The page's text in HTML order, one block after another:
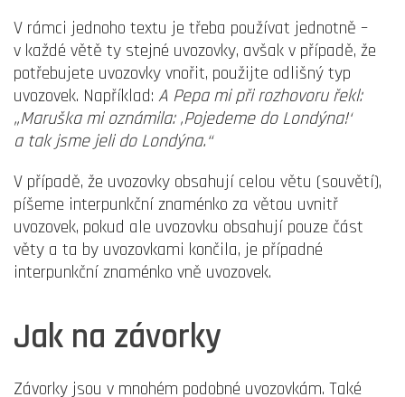
V rámci jednoho textu je třeba používat jednotně –
v každé větě ty stejné uvozovky, avšak v případě, že
potřebujete uvozovky vnořit, použijte odlišný typ
uvozovek. Například: A Pepa mi při rozhovoru řekl:
„Maruška mi oznámila: ‚Pojedeme do Londýna!‘
a tak jsme jeli do Londýna.“
V případě, že uvozovky obsahují celou větu (souvětí),
píšeme interpunkční znaménko za větou uvnitř
uvozovek, pokud ale uvozovku obsahují pouze část
věty a ta by uvozovkami končila, je případné
interpunkční znaménko vně uvozovek.
Jak na závorky
Závorky jsou v mnohém podobné uvozovkám. Také